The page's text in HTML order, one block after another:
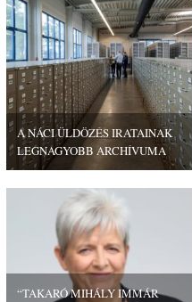
A NÁCI ÜLDÖZÉS IRATAINAK
LEGNAGYOBB ARCHÍVUMA
“TAKARÓ MIHÁLY IMMÁR